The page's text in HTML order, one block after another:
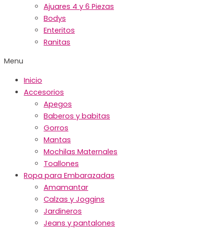
Ajuares 4 y 6 Piezas
Bodys
Enteritos
Ranitas
Menu
Inicio
Accesorios
Apegos
Baberos y babitas
Gorros
Mantas
Mochilas Maternales
Toallones
Ropa para Embarazadas
Amamantar
Calzas y Joggins
Jardineros
Jeans y pantalones